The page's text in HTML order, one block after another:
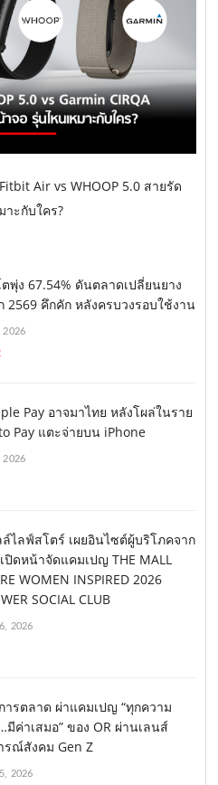
Air vs WHOOP 5.0 สายรัด
ะกับใคร?
ตพุ่ง 67.54% ดันตลาดเปลี่ยนยาง
2569 คึกคัก หลังครบวงรอบใช้งาน
2026
Pay อาจมาไทย หลังโผล่ในราย
Pay แตะจ่ายบน iPhone
2026
ล์ไลฟ์สโตร์ เผยอินไซต์ผู้บริโภคจาก
ปิดหน้าจัดแคมเปญ THE MALL
WOMEN INSPIRED 2026
SOCIAL CLUB
2026
ารตลาด ผ่าแคมเปญ “ทุกความ
ค่าเสมอ” ของ OR ผ่านเลนส์
รณ์สังคม Gen Z
2026